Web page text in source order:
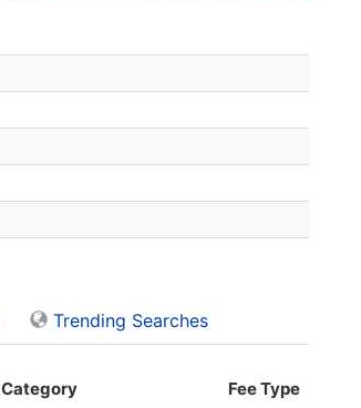
Trending Searches
Category Fee Type